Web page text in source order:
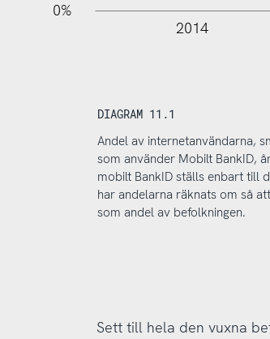
0%
2014
DIAGRAM 11.1
Andel av internetanvändarna,
som använder Mobilt BankID,
mobilt BankID ställs enbart till
har andelarna räknats om så
som andel av befolkningen.
Sett till hela den vuxna